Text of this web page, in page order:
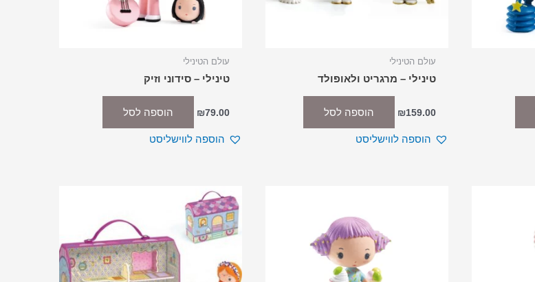
עולם הטינילי
טינילי – מרגריט ולאופולד
₪159.00 הוספה לסל
הוספה לווישליסט
עולם הטינילי
טינילי – סידוני וזיק
₪79.00 הוספה לסל
הוספה לווישליסט